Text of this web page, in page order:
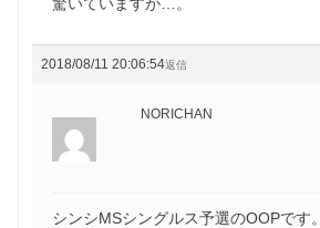
2018/08/11 20:06:54返信
NORICHAN
シンシMSシングルス予選のOOPです。